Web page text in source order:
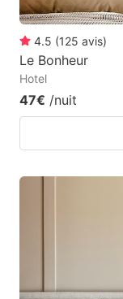
4.5 (125 avis)
Le Bonheur
Hotel
47€ /nuit